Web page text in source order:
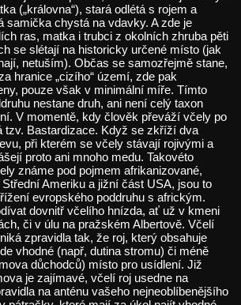
(„královna“), stará odlétá s rojem a
samička chystá na vdavky. A zde je
ras, matka i trubci z okolních zhruba pěti
se slétají na historicky určené místo (jak
netuším). Občas se samozřejmě stane,
hranice „cizího“ území, zde pak
pouze však v minimální míře. Tímto
nestane druh, ani není celý taxon
V momentě, kdy člověk převáží včely po
tzv. Bastardizace. Když se zkříží dva
při kterém se včely stávají rojivými a
proto ani mnoho medu. Takovéto
známe pod pojmem afrikanizované,
Ameriku a jižní část USA, jsou to
evropského poddruhu s africkým.
dovnitř včelího hnízda, ať už v kmeni
či v úlu na pražském Albertově. Včelí
zpravidla tak, že roj, který obsahuje
vhodné (např, dutina stromu) či méně
důchodců) místo pro usídlení. Již
je zajímavé, včelí roj usedne na
na anténu vašeho nejneoblíbenějšího